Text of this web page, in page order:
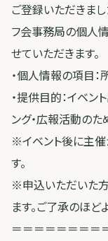
ご登録いただきま
フ会事務局の個人
せていただきます。
・個人情報の項目：
・提供目的：イベン
ング・広報活動のた
※イベント後に主
す。
※申込いただいた
ます。ご了承のほど
＝＝＝＝＝＝＝＝